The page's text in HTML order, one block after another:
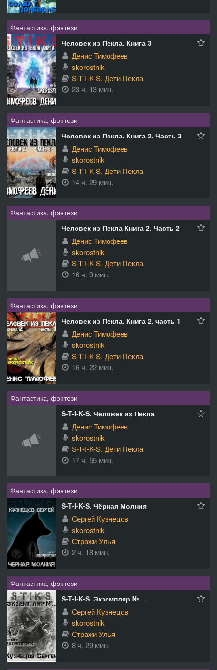
Фантастика, фэнтези
Человек из Пекла. Книга 3
Денис Тимофеев
skorostnik
S-T-I-K-S. Дети Пекла
23 ч. 13 мин.
Фантастика, фэнтези
Человек из Пекла. Книга 2. Часть 3
Денис Тимофеев
skorostnik
S-T-I-K-S. Дети Пекла
14 ч. 29 мин.
Фантастика, фэнтези
Человек из Пекла Книга 2. Часть 2
Денис Тимофеев
skorostnik
S-T-I-K-S. Дети Пекла
16 ч. 9 мин.
Фантастика, фэнтези
Человек из Пекла. Книга 2. часть 1
Денис Тимофеев
skorostnik
S-T-I-K-S. Дети Пекла
16 ч. 22 мин.
Фантастика, фэнтези
S-T-I-K-S. Человек из Пекла
Денис Тимофеев
skorostnik
S-T-I-K-S. Дети Пекла
17 ч. 55 мин.
Фантастика, фэнтези
S-T-I-K-S. Чёрная Молния
Сергей Кузнецов
skorostnik
Стражи Улья
2 ч. 18 мин.
Фантастика, фэнтези
S-T-I-K-S. Экземпляр №...
Сергей Кузнецов
skorostnik
Стражи Улья
8 ч. 29 мин.